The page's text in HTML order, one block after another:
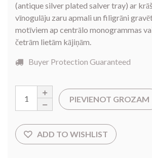
(antique silver plated salver tray) ar
vīnogulāju zaru apmali un filigrāni
motīviem ap centrālo monogrammas
četrām lietām kājiņām.
Buyer Protection Guaranteed
PIEVIENOT GROZAM